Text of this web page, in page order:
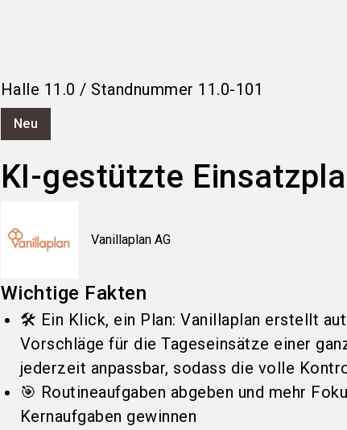
Halle 11.0 / Standnummer 11.0-101
Neu
KI-gestützte
Vanillaplan AG
Wichtige Fakten
🛠️ Ein Klick, ein Plan: Vanillaplan erstellt
Vorschläge für die Tageseinsätze einer
jederzeit anpassbar, sodass die volle
🎯 Routineaufgaben abgeben und mehr
Kernaufgaben gewinnen